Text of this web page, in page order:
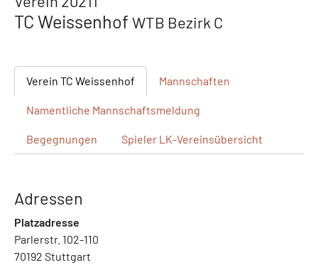
TC Weissenhof WTB Bezirk C
Verein TC Weissenhof Mannschaften
Namentliche Mannschaftsmeldung
Begegnungen Spieler LK-Vereinsübersicht
Adressen
Platzadresse
Parlerstr. 102-110
70192 Stuttgart